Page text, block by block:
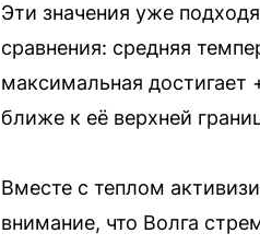
Эти значения уже
сравнения: средняя
максимальная достигает
ближе к её верхней
Вместе с теплом
внимание, что Волга